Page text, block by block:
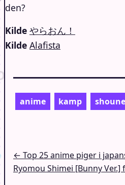
den?
Kilde やらおん！
Kilde Alafista
anime kamp
← Top 25 anime piger i
Ryomou Shimei [Bunny